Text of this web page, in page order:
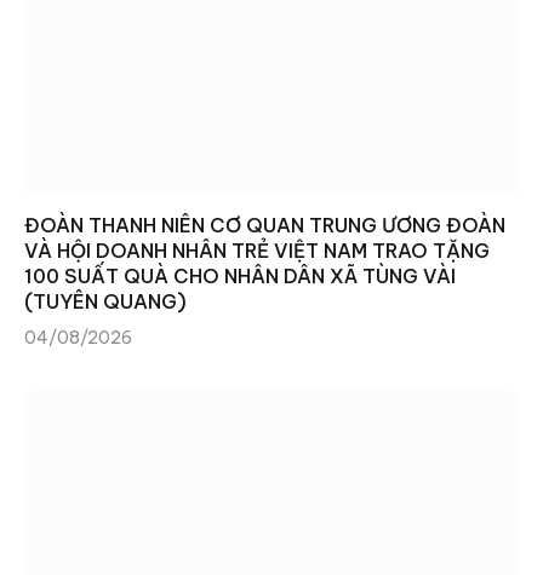
ĐOÀN THANH NIÊN CƠ QUAN TRUNG ƯƠNG ĐOÀN
VÀ HỘI DOANH NHÂN TRẺ VIỆT NAM TRAO TẶNG
100 SUẤT QUÀ CHO NHÂN DÂN XÃ TÙNG VÀI
(TUYÊN QUANG)
04/08/2026